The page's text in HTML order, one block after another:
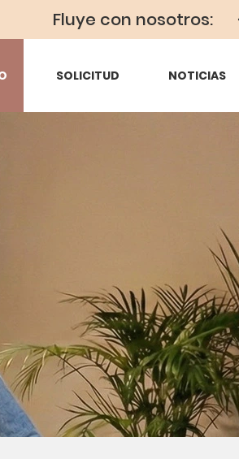
Fluye con nosotros:
SOLICITUD NOTICIAS